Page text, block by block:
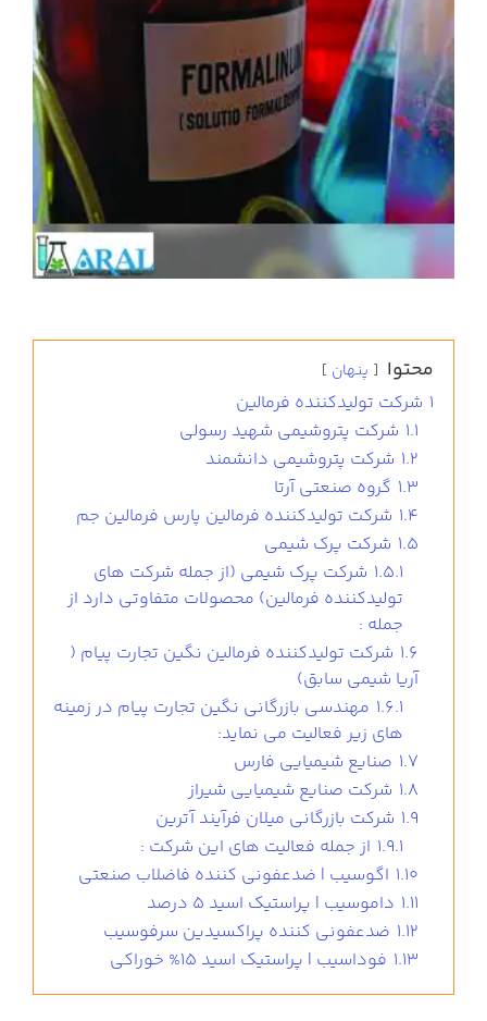
محتوا پنهان
1 شرکت تولیدکننده فرمالین
1.1 شرکت پتروشیمی شهید رسولی
1.2 شرکت پتروشیمی دانشمند
1.3 گروه صنعتی آرتا
1.4 شرکت تولیدکننده فرمالین پارس فرمالین جم
1.5 شرکت پرک شیمی
1.5.1 شرکت پرک شیمی (از جمله شرکت های
تولیدکننده فرمالین) محصولات متفاوتی دارد از
جمله :
1.6 شرکت تولیدکننده فرمالین نگین تجارت پیام (
آریا شیمی سابق)
1.6.1 مهندسی بازرگانی نگین تجارت پیام در زمینه
های زیر فعالیت می نماید:
1.7 صنایع شیمیایی فارس
1.8 شرکت صنایع شیمیایی شیراز
1.9 شرکت بازرگانی میلان فرآیند آترین
1.9.1 از جمله فعالیت های این شرکت :
1.10 اگوسیب | ضدعفونی کننده فاضلاب صنعتی
1.11 داموسیب | پراستیک اسید 5 درصد
1.12 ضدعفونی کننده پراکسیدین سرفوسیب
1.13 فوداسیب | پراستیک اسید 15% خوراکی